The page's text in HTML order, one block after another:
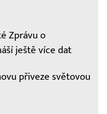
Zprávu o
ještě více dat
přiveze světovou